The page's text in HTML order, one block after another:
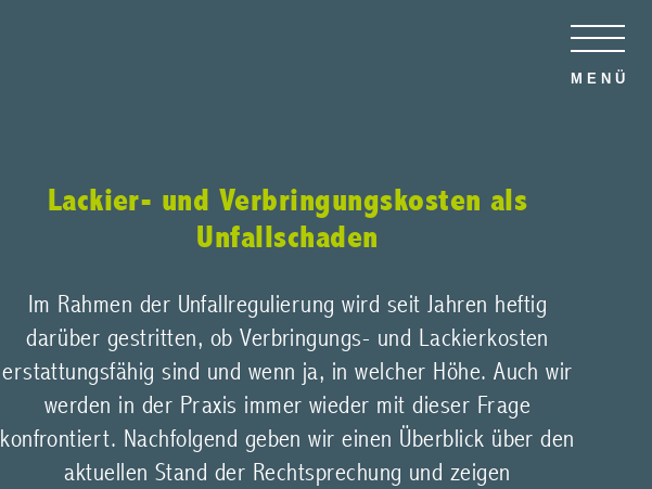
MENÜ
Lackier- und Verbringungskosten als
Unfallschaden
Im Rahmen der Unfallregulierung wird seit Jahren heftig
darüber gestritten, ob Verbringungs- und Lackierkosten
erstattungsfähig sind und wenn ja, in welcher Höhe. Auch wir
werden in der Praxis immer wieder mit dieser Frage
konfrontiert. Nachfolgend geben wir einen Überblick über den
aktuellen Stand der Rechtsprechung und zeigen